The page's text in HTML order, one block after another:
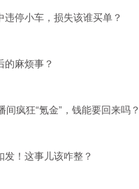
违停小车，损失该谁买单？
的麻烦事？
间疯狂“氪金”，钱能要回来吗？
发！这事儿该咋整？